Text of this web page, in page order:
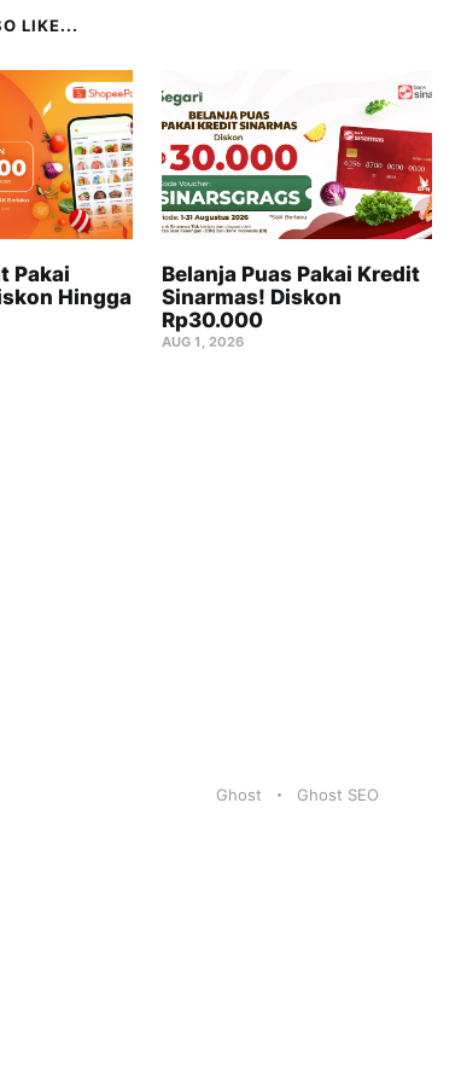
LIKE...
Pakai
Hingga
Belanja Puas Pakai Kredit
Sinarmas! Diskon
Rp30.000
AUG 1, 2026
Ghost Ghost SEO